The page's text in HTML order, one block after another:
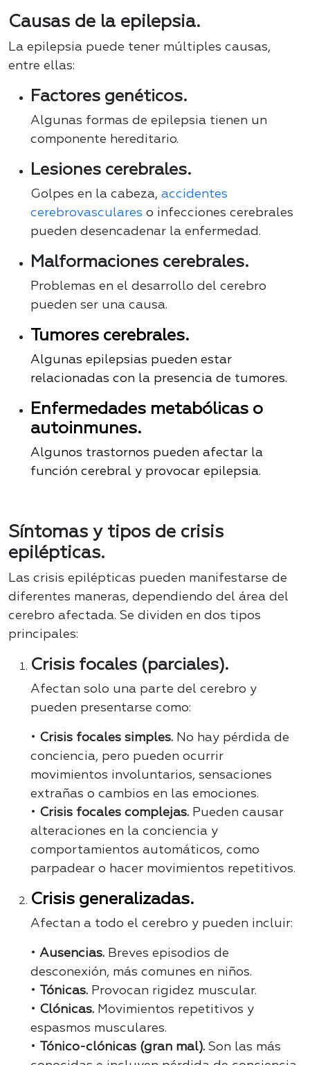
Causas de la epilepsia.
La epilepsia puede tener múltiples causas,
entre ellas:
Factores genéticos.
Algunas formas de epilepsia tienen un
componente hereditario.
Lesiones cerebrales.
Golpes en la cabeza, accidentes
cerebrovasculares o infecciones cerebrales
pueden desencadenar la enfermedad.
Malformaciones cerebrales.
Problemas en el desarrollo del cerebro
pueden ser una causa.
Tumores cerebrales.
Algunas epilepsias pueden estar
relacionadas con la presencia de tumores.
Enfermedades metabólicas o
autoinmunes.
Algunos trastornos pueden afectar la
función cerebral y provocar epilepsia.
Síntomas y tipos de crisis
epilépticas.
Las crisis epilépticas pueden manifestarse de
diferentes maneras, dependiendo del área del
cerebro afectada. Se dividen en dos tipos
principales:
Crisis focales (parciales).
Afectan solo una parte del cerebro y
pueden presentarse como:
• Crisis focales simples. No hay pérdida de
conciencia, pero pueden ocurrir
movimientos involuntarios, sensaciones
extrañas o cambios en las emociones.
• Crisis focales complejas. Pueden causar
alteraciones en la conciencia y
comportamientos automáticos, como
parpadear o hacer movimientos repetitivos.
Crisis generalizadas.
Afectan a todo el cerebro y pueden incluir:
• Ausencias. Breves episodios de
desconexión, más comunes en niños.
• Tónicas. Provocan rigidez muscular.
• Clónicas. Movimientos repetitivos y
espasmos musculares.
• Tónico-clónicas (gran mal). Son las más